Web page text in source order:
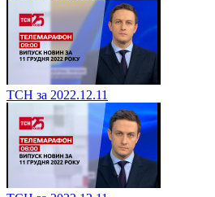
ТСН за 2022.12.11